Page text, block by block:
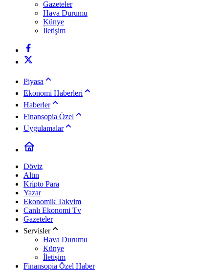
Gazeteler
Hava Durumu
Künye
İletişim
Piyasa
Ekonomi Haberleri
Haberler
Finansopia Özel
Uygulamalar
Döviz
Altın
Kripto Para
Yazar
Ekonomik Takvim
Canlı Ekonomi Tv
Gazeteler
Servisler
Hava Durumu
Künye
İletişim
Finansopia Özel Haber